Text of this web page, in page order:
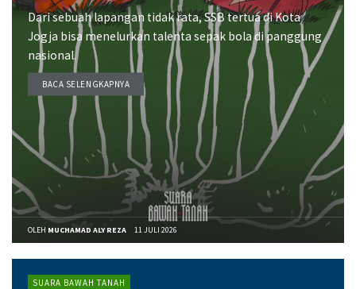
Dari sebuah lapangan tidak rata, SSB tertua di Kota
Jogja bisa menelurkan talenta sepak bola di panggung
nasional.
BACA SELENGKAPNYA DETAILS
OLEH MUCHAMAD ALY REZA 11 JULI 2026
SUARA BAWAH TANAH